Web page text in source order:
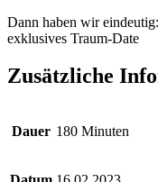
Dann haben wir
exklusives Traum-Date
Zusätzliche
Dauer 180 Minuten